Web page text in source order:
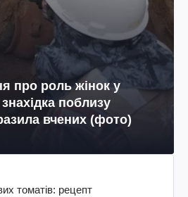
про роль жінок у
поблизу
вчених (фото)
томатів: рецепт